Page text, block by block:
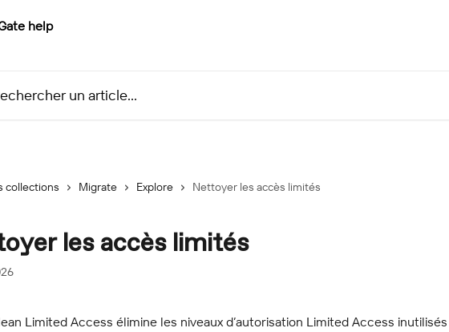
collections Migrate Explore Nettoyer les accès limités
les accès limités
Limited Access élimine les niveaux d’autorisation Limited Access inutilisés